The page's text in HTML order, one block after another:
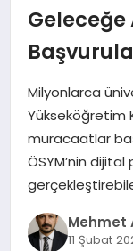
SPOR
MAGAZIN
EĞITIM
Geleceğe
Milyonlarca
Yükseköğretim
müracaatlar
ÖSYM’nin
Mehmet
11 Şubat